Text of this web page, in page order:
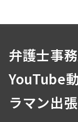
弁護士事
YouTube
ラマン出